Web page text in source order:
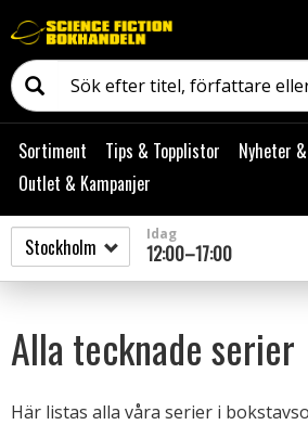
Sortiment Tips & Topplistor
Nyheter
Outlet & Kampanjer
Idag
12:00–17:00
Alla tecknade serier
Här listas alla våra serier i